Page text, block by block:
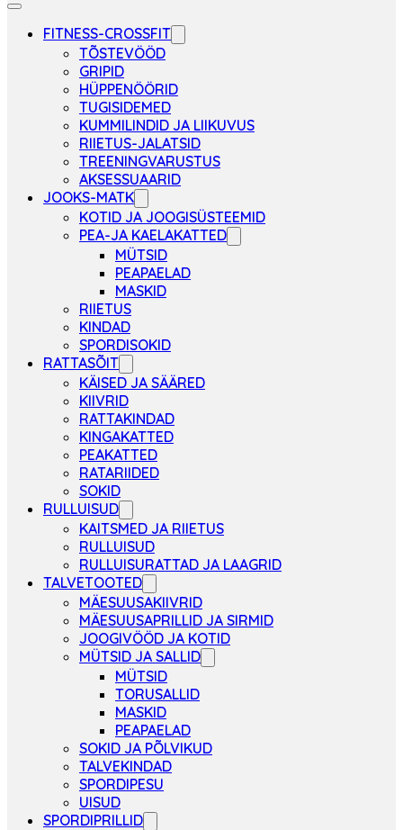
FITNESS-CROSSFIT
TÕSTEVÖÖD
GRIPID
HÜPPENÖÖRID
TUGISIDEMED
KUMMILINDID JA LIIKUVUS
RIIETUS-JALATSID
TREENINGVARUSTUS
AKSESSUAARID
JOOKS-MATK
KOTID JA JOOGISÜSTEEMID
PEA-JA KAELAKATTED
MÜTSID
PEAPAELAD
MASKID
RIIETUS
KINDAD
SPORDISOKID
RATTASÕIT
KÄISED JA SÄÄRED
KIIVRID
RATTAKINDAD
KINGAKATTED
PEAKATTED
RATARIIDED
SOKID
RULLUISUD
KAITSMED JA RIIETUS
RULLUISUD
RULLUISURATTAD JA LAAGRID
TALVETOOTED
MÄESUUSAKIIVRID
MÄESUUSAPRILLID JA SIRMID
JOOGIVÖÖD JA KOTID
MÜTSID JA SALLID
MÜTSID
TORUSALLID
MASKID
PEAPAELAD
SOKID JA PÕLVIKUD
TALVEKINDAD
SPORDIPESU
UISUD
SPORDIPRILLID